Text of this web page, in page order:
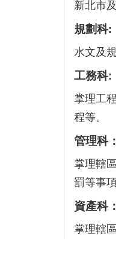
新北市
規劃科:
水文及
工務科:
掌理工
程等。
管理科
掌理轄
罰等事
資產科
掌理轄